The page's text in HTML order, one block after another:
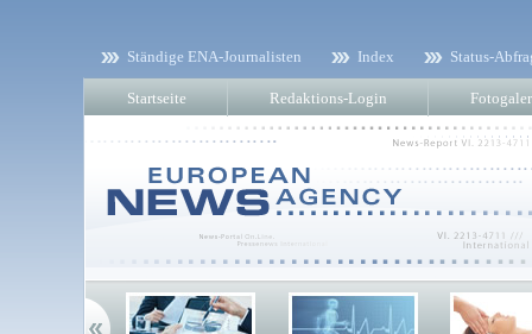
Ständige ENA-Journalisten Index Status-
Startseite Redaktions-Login